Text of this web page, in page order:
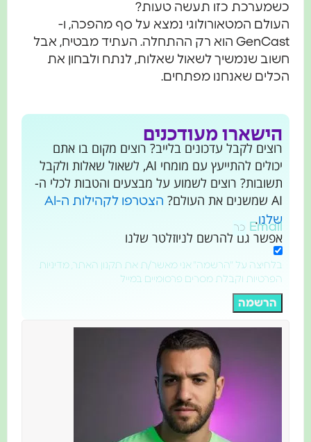
כשמערכת כזו תעשה טעות?
העולם המטאורולוגי נמצא על סף מהפכה, ו-
GenCast הוא רק ההתחלה. העתיד מבטיח, אבל
חשוב שנמשיך לשאול שאלות, לנתח ולבחון את
הכלים שאנחנו מפתחים.
הישארו מעודכנים
רוצים לקבל עדכונים בלייב? רוצים מקום בו אתם
יכולים להתייעץ עם מומחי AI, לשאול שאלות ולקבל
תשובות? רוצים לשמוע על מבצעים והטבות לכלי ה-
הצטרפו לקהילות ה-AI
שלנו.
אפשר גם להרשם לניוזלטר שלנו
Email
בלחיצה על "הרשמה" אני מאשר/ת את תקנון האתר, מדיניות
הפרטיות וקבלת מסרים פרסומיים במייל
הרשמה